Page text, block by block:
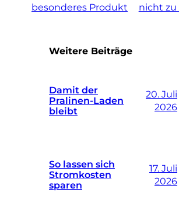
besonderes Produkt
nicht zu
Weitere Beiträge
Damit der
Pralinen-Laden
bleibt
20. Juli
2026
So lassen sich
Stromkosten
sparen
17. Juli
2026